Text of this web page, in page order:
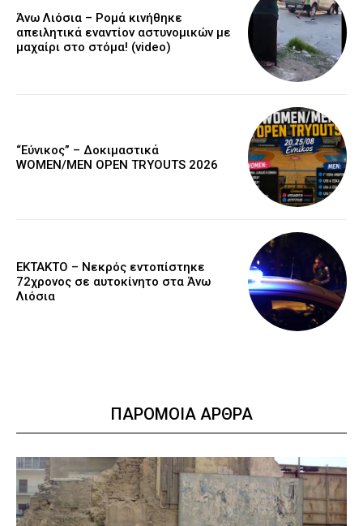
Άνω Λιόσια – Ρομά κινήθηκε
απειλητικά εναντίον αστυνομικών με
μαχαίρι στο στόμα! (video)
“Εύνικος” – Δοκιμαστικά
WOMEN/MEN OPEN TRYOUTS 2026
EKTAKTO – Νεκρός εντοπίστηκε
72χρονος σε αυτοκίνητο στα Άνω
Λιόσια
ΠΑΡΟΜΟΙΑ ΑΡΘΡΑ